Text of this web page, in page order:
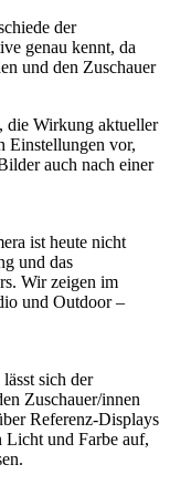
der
genau kennt, da
und den Zuschauer
die Wirkung aktueller
Einstellungen vor,
auch nach einer
ist heute nicht
und das
Wir zeigen im
und Outdoor –
sich der
Zuschauer/innen
Referenz-Displays
Licht und Farbe auf,